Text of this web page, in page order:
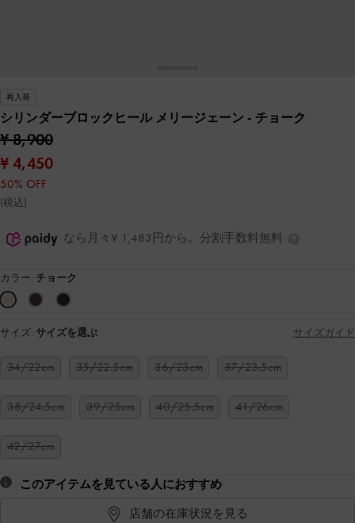
再入荷
シリンダーブロックヒール メリージェーン - チョーク
¥ 8,900
¥ 4,450
50% OFF
(税込)
なら月々¥ 1,483円から。分割手数料無料
カラー: チョーク
サイズ: サイズを選ぶ サイズガイド
34/22cm 35/22.5cm 36/23cm 37/23.5cm
38/24.5cm 39/25cm 40/25.5cm 41/26cm
42/27cm
このアイテムを見ている人におすすめ
店舗の在庫状況を見る